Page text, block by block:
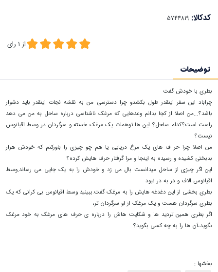
کدکالا:
از 1 رای
توضیحات
بطری با خودش گفت
چراباد این سفر اینقدر طول بکشدو چرا دسترسی من به نقشه نجات اینقدر باید دشوار
باشد؟...من اصلا از کجا بدانم وعدهایی که مرغک ناشناسی درباره ساحل به من می دهد
راست است؟کدام ساحل؟ این ها توهمات یک مرغک خسته و سرگردان در وسط اقیانوس
نیست؟
من اصلا چرا حر ف های یک مرغ دریایی یا هم چو چیزی را باورکنم که خودش هزار
بدبختی کشیده و رسیده به اینجا و مرا گرفتار حرف هایش کرده؟
این اگر چیزی از ساحل میدانست بال می زد و خودش را به یک جایی می رساند.وسط
اقیانوس الاف و در به در نبود
بطری بخشی از این دغدغه هایش را به مرغک گفت.ببینید وسط اقیانوس بی کرانی که یک
بطری سرگردان هست و یک مرغک از او سرگردان تر،
اگر بطری همین تردید ها و شکایت هاش را درباره ی حرف های مرغک به خود مرغک
نگوید،آن ها را به چه کسی بگوید؟
بخشها :